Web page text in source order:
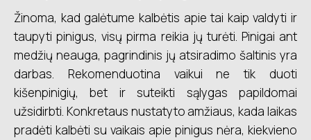
Žinoma, kad galėtume kalbėtis apie tai kaip valdyti ir
taupyti pinigus, visų pirma reikia jų turėti. Pinigai ant
medžių neauga, pagrindinis jų atsiradimo šaltinis yra
darbas. Rekomenduotina vaikui ne tik duoti
kišenpinigių, bet ir suteikti sąlygas papildomai
užsidirbti. Konkretaus nustatyto amžiaus, kada laikas
pradėti kalbėti su vaikais apie pinigus nėra, kiekvieno